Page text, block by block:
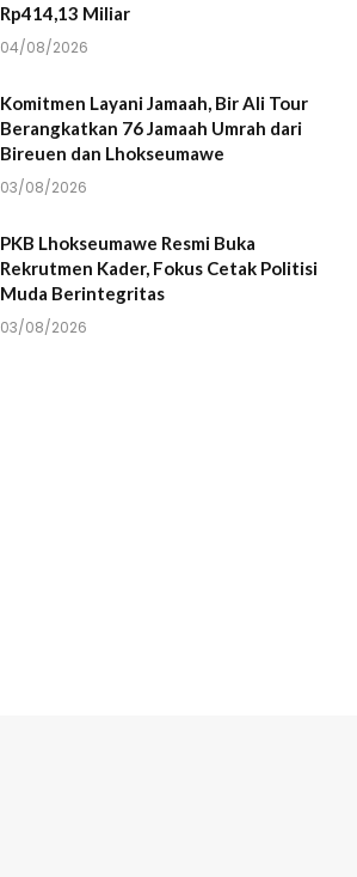
Rp414,13 Miliar
04/08/2026
Komitmen Layani Jamaah, Bir Ali Tour
Berangkatkan 76 Jamaah Umrah dari
Bireuen dan Lhokseumawe
03/08/2026
PKB Lhokseumawe Resmi Buka
Rekrutmen Kader, Fokus Cetak Politisi
Muda Berintegritas
03/08/2026